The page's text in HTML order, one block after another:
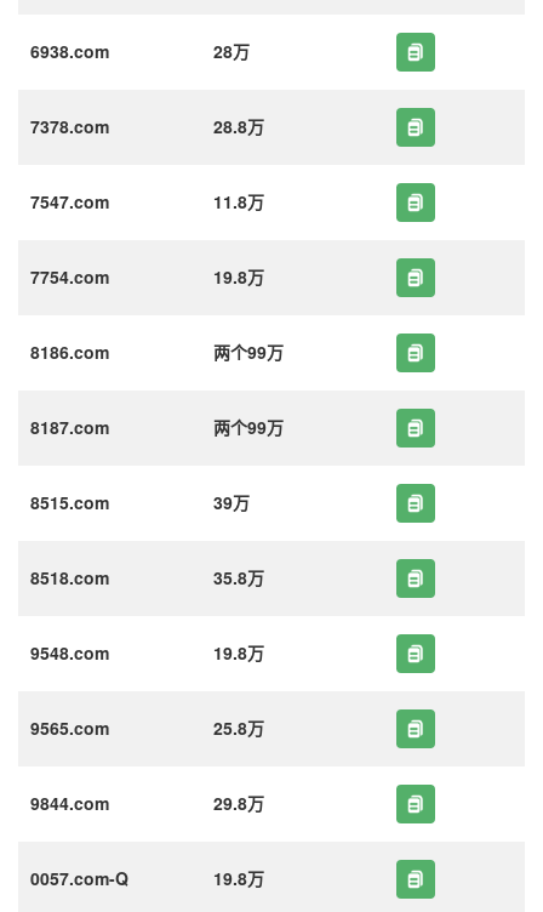
6938.com 28万
7378.com 28.8万
7547.com 11.8万
7754.com 19.8万
8186.com 两个99万
8187.com 两个99万
8515.com 39万
8518.com 35.8万
9548.com 19.8万
9565.com 25.8万
9844.com 29.8万
0057.com-Q 19.8万